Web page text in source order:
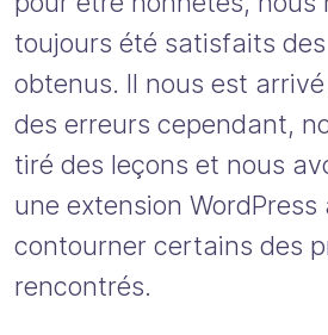
toujours été satisfaits
obtenus. Il nous est
des erreurs cependant,
tiré des leçons et nous
une extension WordPress
contourner certains des
rencontrés.